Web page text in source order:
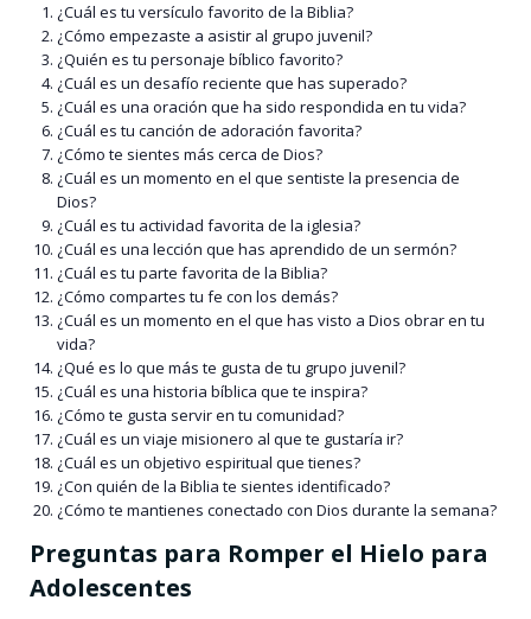
¿Cuál es tu versículo favorito de la Biblia?
¿Cómo empezaste a asistir al grupo juvenil?
¿Quién es tu personaje bíblico favorito?
¿Cuál es un desafío reciente que has superado?
¿Cuál es una oración que ha sido respondida en tu vida?
¿Cuál es tu canción de adoración favorita?
¿Cómo te sientes más cerca de Dios?
¿Cuál es un momento en el que sentiste la presencia de
Dios?
¿Cuál es tu actividad favorita de la iglesia?
¿Cuál es una lección que has aprendido de un sermón?
¿Cuál es tu parte favorita de la Biblia?
¿Cómo compartes tu fe con los demás?
¿Cuál es un momento en el que has visto a Dios obrar en tu
vida?
¿Qué es lo que más te gusta de tu grupo juvenil?
¿Cuál es una historia bíblica que te inspira?
¿Cómo te gusta servir en tu comunidad?
¿Cuál es un viaje misionero al que te gustaría ir?
¿Cuál es un objetivo espiritual que tienes?
¿Con quién de la Biblia te sientes identificado?
¿Cómo te mantienes conectado con Dios durante la semana?
Preguntas para Romper el Hielo para
Adolescentes